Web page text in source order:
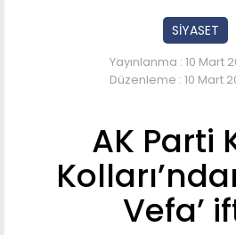
SİYASET
Yayınlanma : 10 Mart
Düzenleme : 10 Mart
AK Parti
Vefa’